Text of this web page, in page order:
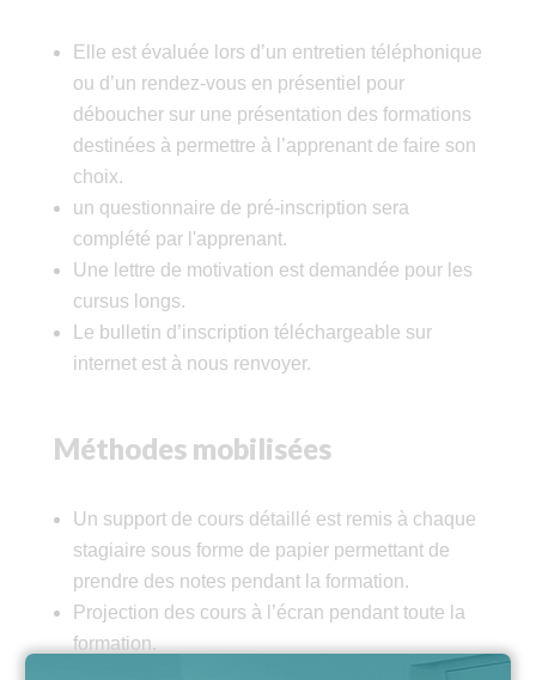
Elle est évaluée lors d’un entretien téléphonique
ou d’un rendez-vous en présentiel pour
déboucher sur une présentation des formations
destinées à permettre à l’apprenant de faire son
choix.
un questionnaire de pré-inscription sera
complété par l'apprenant.
Une lettre de motivation est demandée pour les
cursus longs.
Le bulletin d’inscription téléchargeable sur
internet est à nous renvoyer.
Méthodes mobilisées
Un support de cours détaillé est remis à chaque
stagiaire sous forme de papier permettant de
prendre des notes pendant la formation.
Projection des cours à l’écran pendant toute la
formation.